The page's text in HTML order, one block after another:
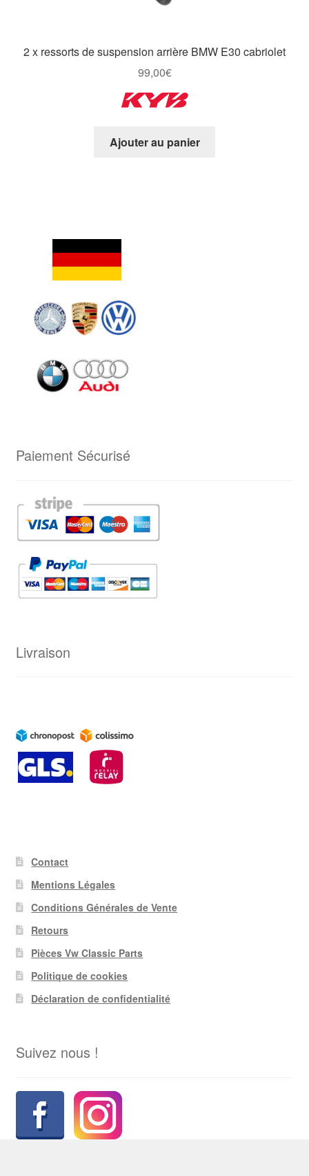
2 x ressorts de suspension arrière BMW E30 cabriolet
99,00€
Ajouter au panier
Paiement Sécurisé
Livraison
Contact
Mentions Légales
Conditions Générales de Vente
Retours
Pièces Vw Classic Parts
Politique de cookies
Déclaration de confidentialité
Suivez nous !